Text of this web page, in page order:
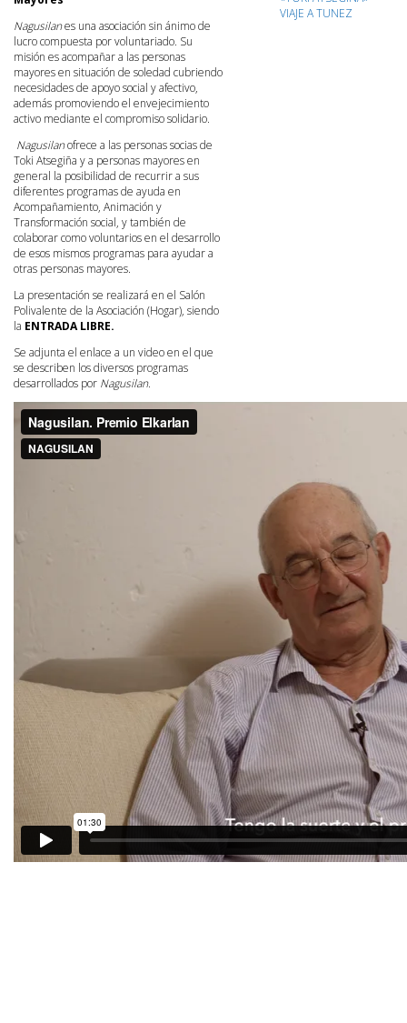
Nagusilanes una asociación sin ánimo de
lucro compuesta por voluntariado. Su
misión es acompañar a las personas
mayores en situación de soledad cubriendo
necesidades de apoyo social y afectivo,
además promoviendo el envejecimiento
activo mediante el compromiso solidario.
Nagusilanofrece a las personas socias de
Toki Atsegiña y a personas mayores en
general la posibilidad de recurrir a sus
diferentes programas de ayuda en
Acompañamiento, Animación y
Transformación social, y también de
colaborar como voluntarios en el desarrollo
de esos mismos programas para ayudar a
otras personas mayores.
La presentación se realizará en el Salón
Polivalente de la Asociación (Hogar), siendo
la ENTRADA LIBRE.
Se adjunta el enlace a un video en el que
se describen los diversos programas
desarrollados por Nagusilan.
VIAJE A TUNEZ